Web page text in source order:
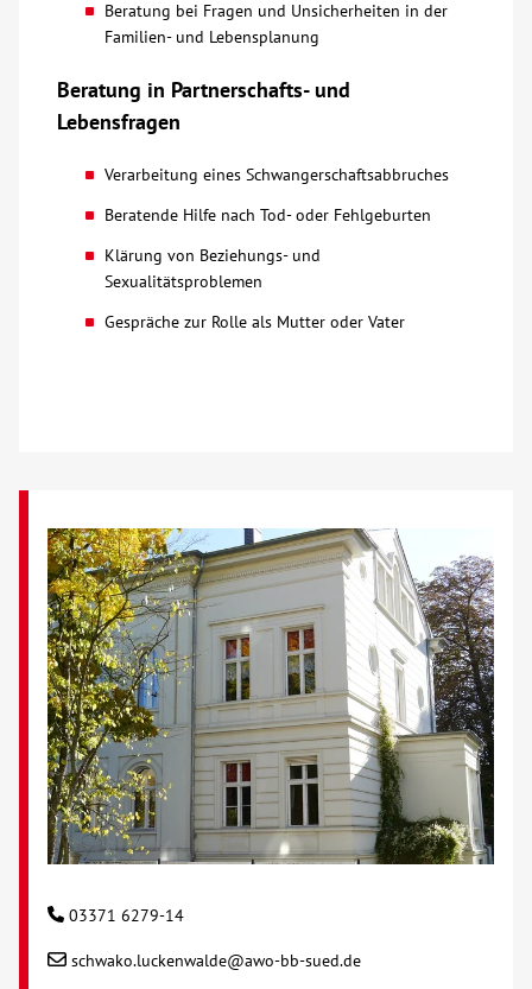
Beratung bei Fragen und Unsicherheiten in der
Familien- und Lebensplanung
Beratung in Partnerschafts- und
Lebensfragen
Verarbeitung eines Schwangerschaftsabbruches
Beratende Hilfe nach Tod- oder Fehlgeburten
Klärung von Beziehungs- und
Sexualitätsproblemen
Gespräche zur Rolle als Mutter oder Vater
03371 6279-14
schwako.luckenwalde@awo-bb-sued.de